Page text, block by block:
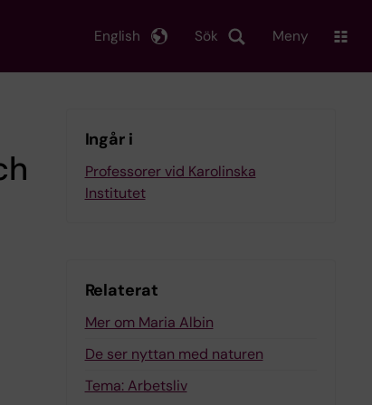
Sök
English Meny
Ingår i
Professorer vid Karolinska
Institutet
Relaterat
Mer om Maria Albin
De ser nyttan med naturen
Tema: Arbetsliv